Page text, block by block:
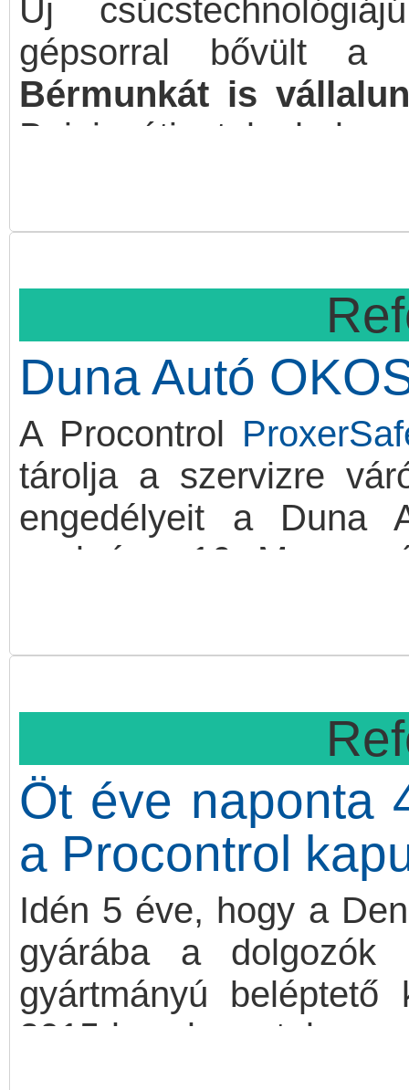
Új
gépsorral bővült a
Bérmunkát is
Bajai úti
Duna Autó
A Procontrol
tárolja a szervizre
engedélyeit a Duna
szekrény 16 M-es
leadhatják, majd
Öt éve naponta
a Procontrol
Idén 5 éve, hogy a
gyárába a dolgozók
gyártmányú
2015-ben kerestek